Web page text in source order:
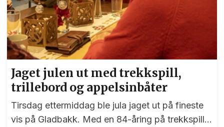
Jaget julen ut med trekkspill,
trillebord og appelsinbåter
Tirsdag ettermiddag ble jula jaget ut på fineste
vis på Gladbakk. Med en 84-åring på trekkspill,